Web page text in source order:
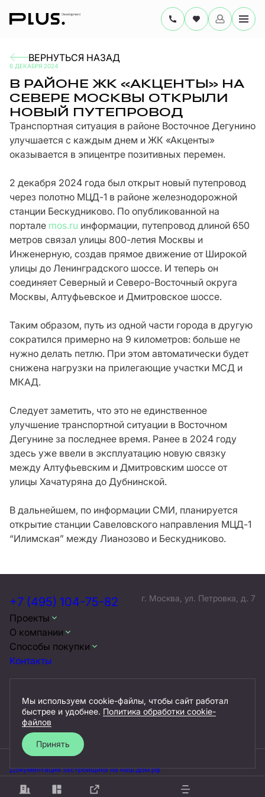
ВЕРНУТЬСЯ НАЗАД
6 ДЕКАБРЯ 2024
В РАЙОНЕ ЖК «АКЦЕНТЫ» НА
СЕВЕРЕ МОСКВЫ ОТКРЫЛИ
НОВЫЙ ПУТЕПРОВОД
Транспортная ситуация в районе Восточное Дегунино
улучшается с каждым днем и ЖК «Акценты»
оказывается в эпицентре позитивных перемен.
2 декабря 2024 года был открыт новый путепровод
через полотно МЦД-1 в районе железнодорожной
станции Бескудниково. По опубликованной на
портале mos.ru информации, путепровод длиной 650
метров связал улицы 800-летия Москвы и
Инженерную, создав прямое движение от Широкой
улицы до Ленинградского шоссе. И теперь он
соединяет Северный и Северо-Восточный округа
Москвы, Алтуфьевское и Дмитровское шоссе.
Таким образом, путь из одной части города в другую
сократился примерно на 9 километров: больше не
нужно делать петлю. При этом автоматически будет
снижена нагрузки на прилегающие участки МСД и
МКАД.
Следует заметить, что это не единственное
улучшение транспортной ситуации в Восточном
Дегунине за последнее время. Ранее в 2024 году
здесь уже ввели в эксплуатацию новую связку
между Алтуфьевским и Дмитровским шоссе от
улицы Хачатуряна до Дубнинской.
В дальнейшем, по информации СМИ, планируется
открытие станции Савеловского направления МЦД-1
“Илимская” между Лианозово и Бескудниково.
Проекты
О компании
Способы покупки
Контакты
Документы
+7 (495) 104-75-82 г. Москва, ул. Петровка, д. 7
Документация застройщика на наш.дом.рф
Разработано
Мы используем cookie-файлы, чтобы сайт работал
быстрее и удобнее. Политика обработки cookie-
файлов
Принять